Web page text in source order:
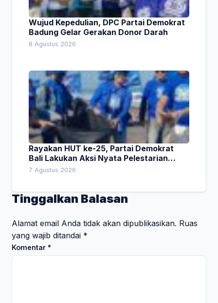
Wujud Kepedulian, DPC Partai Demokrat
Badung Gelar Gerakan Donor Darah
8 Agustus 2026
Rayakan HUT ke-25, Partai Demokrat
Bali Lakukan Aksi Nyata Pelestarian
Lingkungan
7 Agustus 2026
Tinggalkan Balasan
Alamat email Anda tidak akan dipublikasikan. Ruas
yang wajib ditandai *
Komentar *